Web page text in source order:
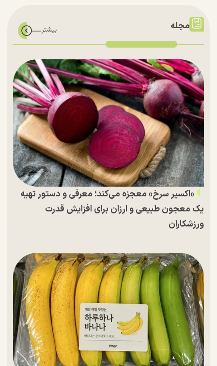
مجله
«اکسیر سرخ» معجزه می‌کند؛ معرفی و دستور تهیه
یک معجون طبیعی و ارزان برای افزایش قدرت
ورزشکاران